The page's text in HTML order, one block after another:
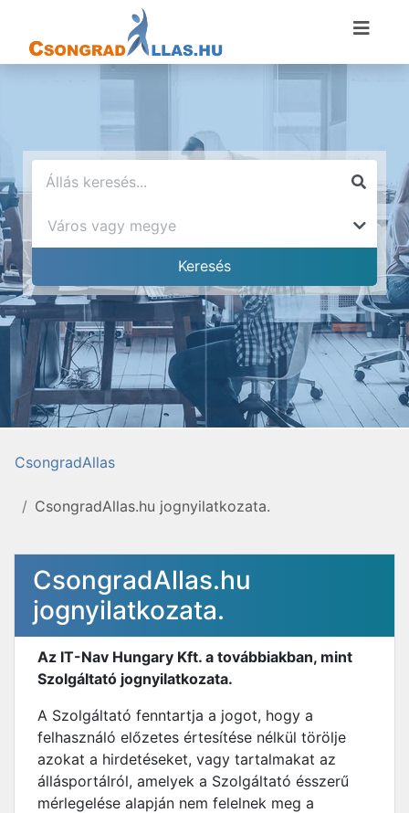
CsongradAllas
CsongradAllas.hu jognyilatkozata.
CsongradAllas.hu
jognyilatkozata.
Az IT-Nav Hungary Kft. a továbbiakban, mint
Szolgáltató jognyilatkozata.
A Szolgáltató fenntartja a jogot, hogy a
felhasználó előzetes értesítése nélkül törölje
azokat a hirdetéseket, vagy tartalmakat az
állásportálról, amelyek a Szolgáltató ésszerű
mérlegelése alapján nem felelnek meg a